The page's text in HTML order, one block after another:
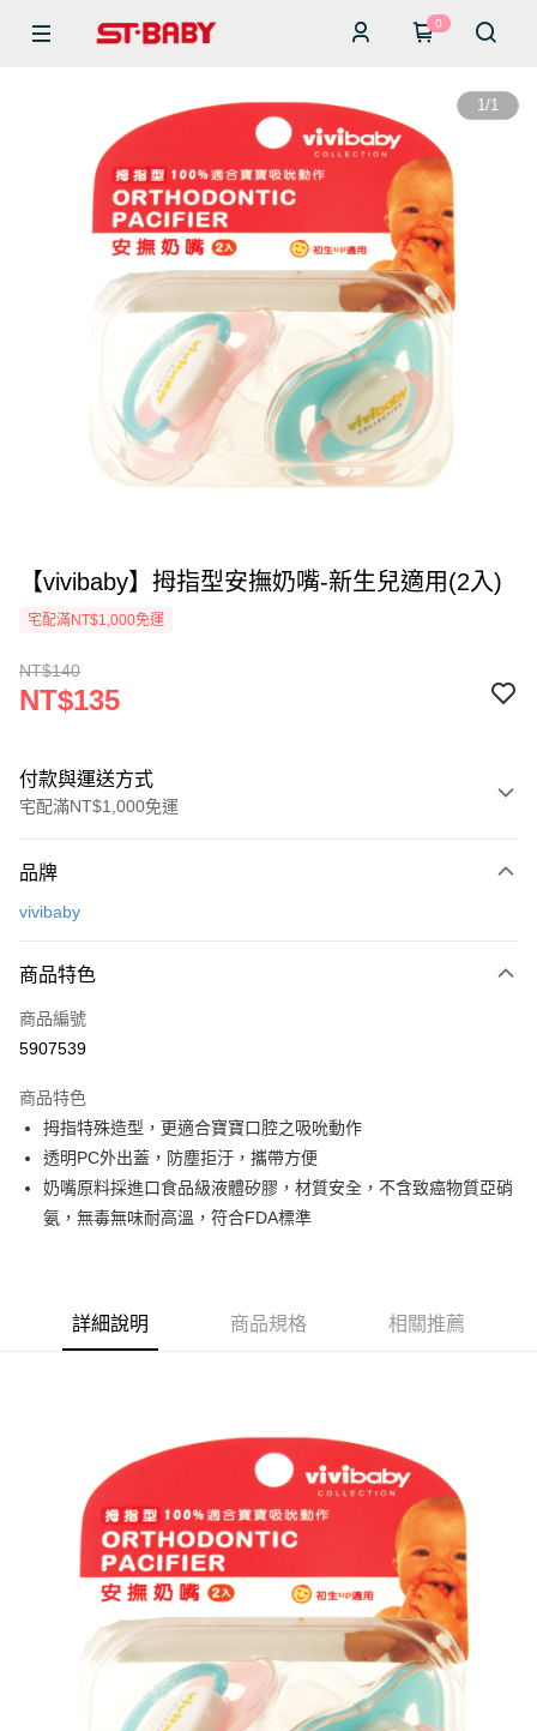
0
1/1
【vivibaby】拇指型安撫奶嘴-新生兒適用(2入)
宅配滿NT$1,000免運
NT$140
NT$135
付款與運送方式
宅配滿NT$1,000免運
信用卡一次付款
街口支付
悠遊付
運送方式
基本宅配
每筆NT$150，滿NT$1,000(含以上)免運費
品牌
vivibaby
商品特色
商品編號
5907539
商品特色
拇指特殊造型，更適合寶寶口腔之吸吮動作
透明PC外出蓋，防塵拒汙，攜帶方便
奶嘴原料採進口食品級液體矽膠，材質安全，不含致癌物質亞硝
氨，無毒無味耐高溫，符合FDA標準
詳細說明 商品規格 相關推薦